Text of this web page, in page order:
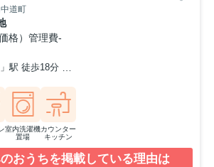
道町
格） 管理費-
駅 徒歩18分
室内洗濯機
置場
カウンター
キッチン
おうちを掲載している理由は